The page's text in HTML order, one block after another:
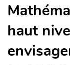
haut